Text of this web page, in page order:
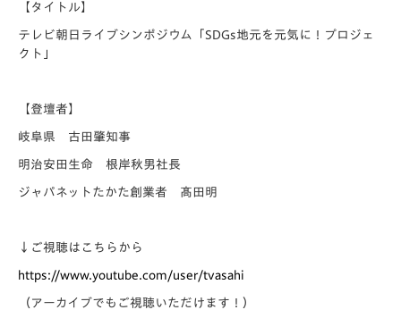
【タイトル】
テレビ朝日ライブシンポジウム「SDGs地元を元気に！プロジェ
クト」
【登壇者】
岐阜県 古田肇知事
明治安田生命 根岸秋男社長
ジャパネットたかた創業者 髙田明
↓ご視聴はこちらから
https://www.youtube.com/user/tvasahi
（アーカイブでもご視聴いただけます！）